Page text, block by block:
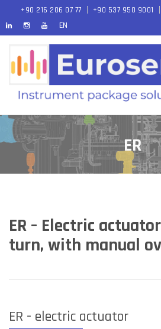
+90 216 206 07 77 +90 537 950 9001
EN
ER
ER – Electric
turn, with manual
ER - electric actuator